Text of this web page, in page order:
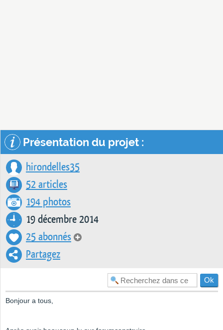
Présentation du projet :
hirondelles35
52 articles
194 photos
19 décembre 2014
25 abonnés
Partagez
Bonjour a tous,